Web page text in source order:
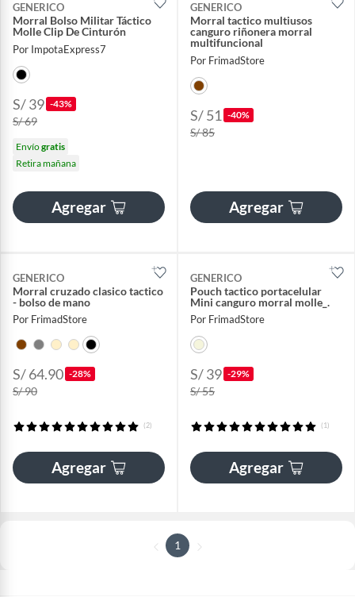
GENERICO
Morral Bolso Militar Táctico
Molle Clip De Cinturón
Por ImpotaExpress7
S/ 39 -43%
S/ 69
Envíogratis
Retira mañana
Agregar
GENERICO
Morral tactico multiusos
canguro riñonera morral
multifuncional
Por FrimadStore
S/ 51 -40%
S/ 85
Agregar
GENERICO
Morral cruzado clasico tactico
- bolso de mano
Por FrimadStore
S/ 64.90 -28%
S/ 90
(2)
Agregar
GENERICO
Pouch tactico portacelular
Mini canguro morral molle_.
Por FrimadStore
S/ 39 -29%
S/ 55
(1)
Agregar
1